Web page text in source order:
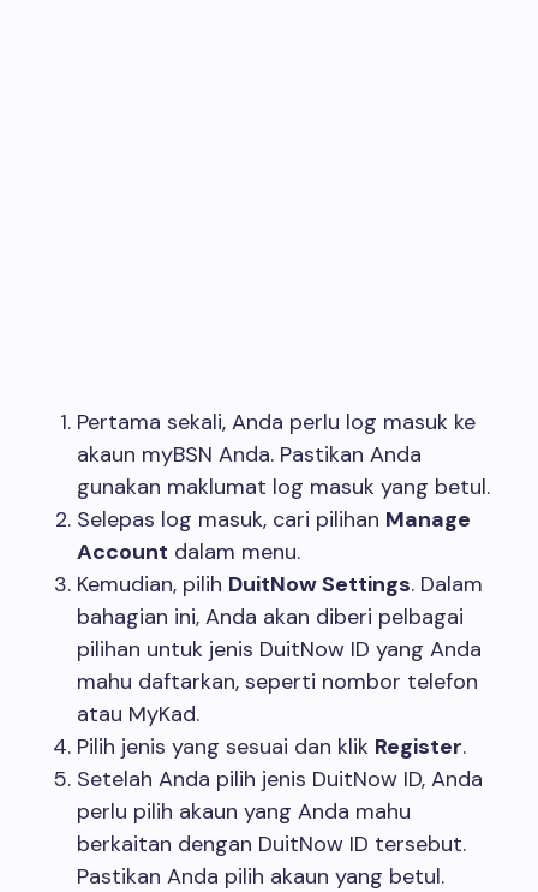
Pertama sekali, Anda perlu log masuk ke
akaun myBSN Anda. Pastikan Anda
gunakan maklumat log masuk yang betul.
Selepas log masuk, cari pilihan Manage
Account dalam menu.
Kemudian, pilih DuitNow Settings. Dalam
bahagian ini, Anda akan diberi pelbagai
pilihan untuk jenis DuitNow ID yang Anda
mahu daftarkan, seperti nombor telefon
atau MyKad.
Pilih jenis yang sesuai dan klik Register.
Setelah Anda pilih jenis DuitNow ID, Anda
perlu pilih akaun yang Anda mahu
berkaitan dengan DuitNow ID tersebut.
Pastikan Anda pilih akaun yang betul.